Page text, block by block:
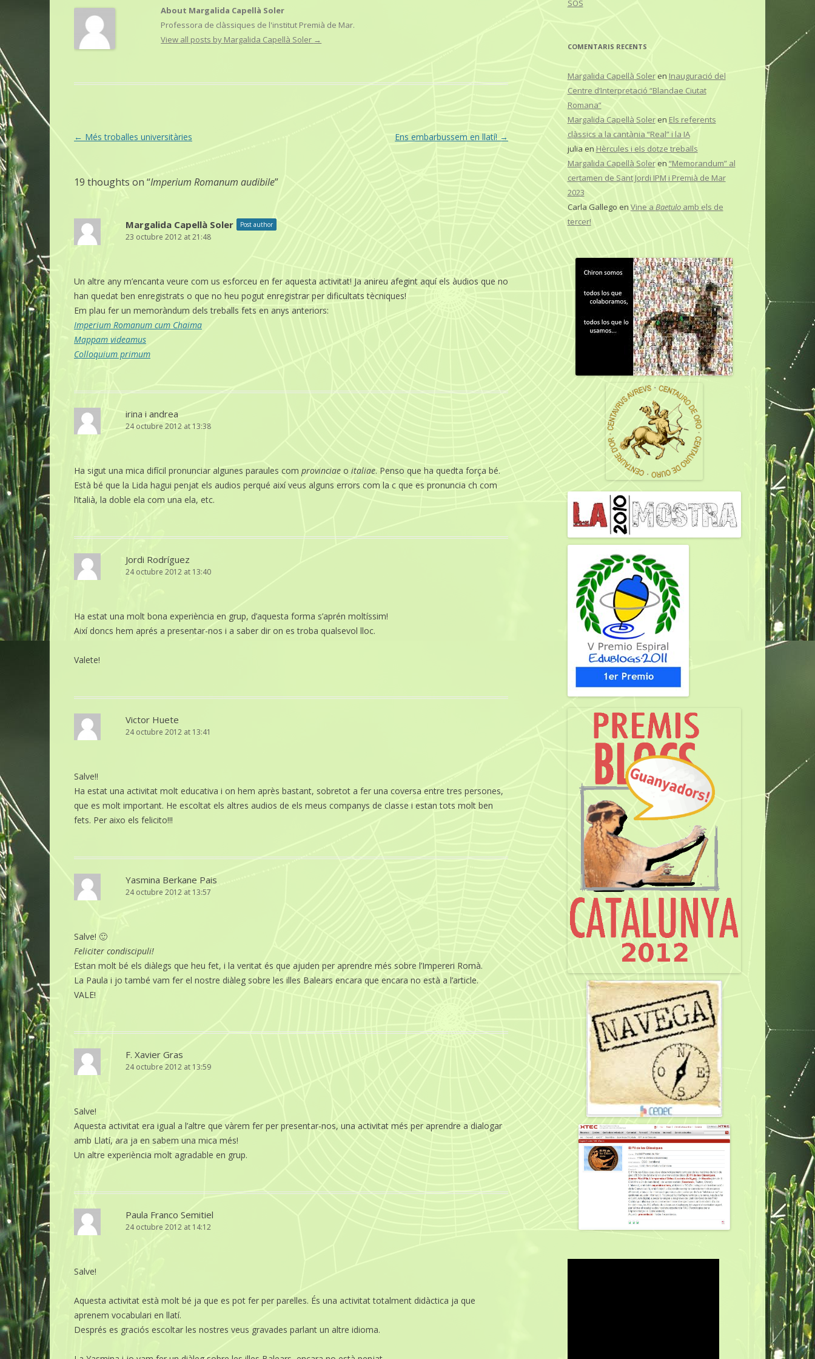
About Margalida Capellà Soler
Professora de clàssiques de l'institut Premià de Mar.
View all posts by Margalida Capellà Soler →
Post
← Més troballes universitàries Ens embarbussem en llatí! →
19 thoughts on “Imperium Romanum audibile”
Margalida Capellà Soler Post author
23 octubre 2012 at 21:48
Un altre any m’encanta veure com us esforceu en fer aquesta activitat! Ja anireu afegint aquí els àudios que no
han quedat ben enregistrats o que no heu pogut enregistrar per dificultats tècniques!
Em plau fer un memoràndum dels treballs fets en anys anteriors:
Imperium Romanum cum Chaima
Mappam videamus
Colloquium primum
irina i andrea
24 octubre 2012 at 13:38
Ha sigut una mica difícil pronunciar algunes paraules com provinciae o italiae. Penso que ha quedta força bé.
Està bé que la Lida hagui penjat els audios perqué així veus alguns errors com la c que es pronuncia ch com
l’italià, la doble ela com una ela, etc.
Jordi Rodríguez
24 octubre 2012 at 13:40
Ha estat una molt bona experiència en grup, d’aquesta forma s’aprén moltíssim!
Així doncs hem aprés a presentar-nos i a saber dir on es troba qualsevol lloc.
Valete!
Victor Huete
24 octubre 2012 at 13:41
Salve!!
Ha estat una activitat molt educativa i on hem après bastant, sobretot a fer una coversa entre tres persones,
que es molt important. He escoltat els altres audios de els meus companys de classe i estan tots molt ben
fets. Per aixo els felicito!!!
Yasmina Berkane Pais
24 octubre 2012 at 13:57
Salve! 🙂
Feliciter condiscipuli!
Estan molt bé els diàlegs que heu fet, i la veritat és que ajuden per aprendre més sobre l’Impereri Romà.
La Paula i jo també vam fer el nostre diàleg sobre les illes Balears encara que encara no està a l’article.
VALE!
F. Xavier Gras
24 octubre 2012 at 13:59
Salve!
Aquesta activitat era igual a l’altre que vàrem fer per presentar-nos, una activitat més per aprendre a dialogar
amb Llatí, ara ja en sabem una mica més!
Un altre experiència molt agradable en grup.
Paula Franco Semitiel
24 octubre 2012 at 14:12
Salve!
Aquesta activitat està molt bé ja que es pot fer per parelles. És una activitat totalment didàctica ja que
aprenem vocabulari en llatí.
Després es graciós escoltar les nostres veus gravades parlant un altre idioma.
SOS
COMENTARIS RECENTS
Margalida Capellà Soleren Inauguració del
Centre d’Interpretació “Blandae Ciutat
Romana”
Margalida Capellà Soleren Els referents
clàssics a la cantània “Real” i la IA
julia en Hèrcules i els dotze treballs
Margalida Capellà Soleren “Memorandum” al
certamen de Sant Jordi IPM i Premià de Mar
2023
Carla Gallego en Vine a Baetuloamb els de
tercer!